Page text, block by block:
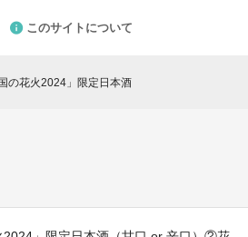
このサイトについて
国の花火2024」限定日本酒